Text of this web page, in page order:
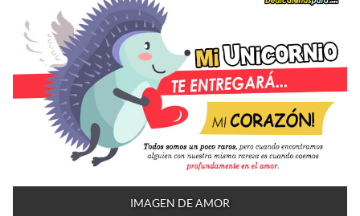
IMAGEN DE AMOR